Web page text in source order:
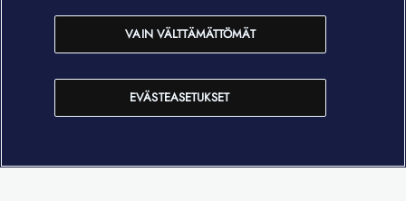
In English
EVÄSTEASETUKSET
VAIN VÄLTTÄMÄTTÖMÄT